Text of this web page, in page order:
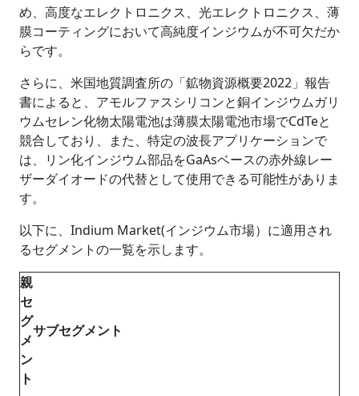
め、高度なエレクトロニクス、光エレクトロニクス、薄
膜コーティングにおいて高純度インジウムが不可欠だか
らです。
さらに、米国地質調査所の「鉱物資源概要2022」報告
書によると、アモルファスシリコンと銅インジウムガリ
ウムセレン化物太陽電池は薄膜太陽電池市場でCdTeと
競合しており、また、特定の波長アプリケーションで
は、リン化インジウム部品をGaAsベースの赤外線レー
ザーダイオードの代替として使用できる可能性がありま
す。
以下に、Indium Market(インジウム市場）に適用され
るセグメントの一覧を示します。
親
セ
グ
メ
ン
ト
サブセグメント